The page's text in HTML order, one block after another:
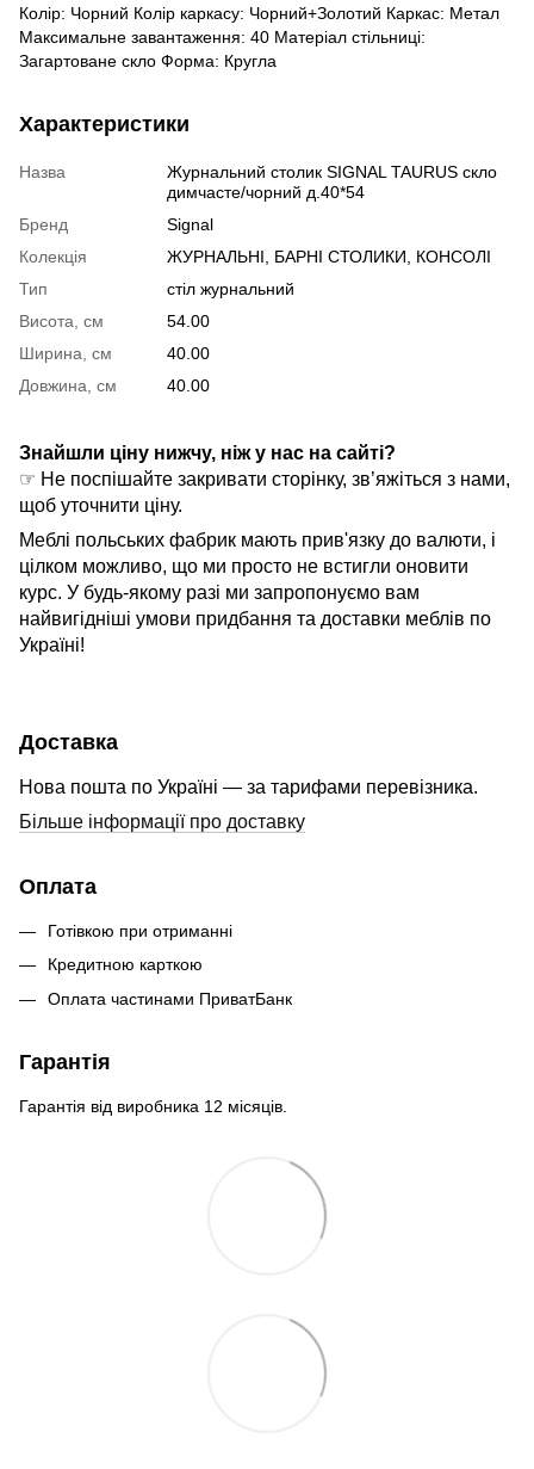
Колір: Чорний Колір каркасу: Чорний+Золотий Каркас: Метал
Максимальне завантаження: 40 Матеріал стільниці:
Загартоване скло Форма: Кругла
Характеристики
Назва
Журнальний столик SIGNAL TAURUS скло
димчасте/чорний д.40*54
Бренд
Signal
Колекція
ЖУРНАЛЬНІ, БАРНІ СТОЛИКИ, КОНСОЛІ
Тип
стіл журнальний
Висота, см
54.00
Ширина, см
40.00
Довжина, см
40.00
Знайшли ціну нижчу, ніж у нас на сайті?
☞ Не поспішайте закривати сторінку, зв’яжіться з нами,
щоб уточнити ціну.
Меблі польських фабрик мають прив'язку до валюти, і
цілком можливо, що ми просто не встигли оновити
курс. У будь-якому разі ми запропонуємо вам
найвигідніші умови придбання та доставки меблів по
Україні!
Доставка
Нова пошта по Україні — за тарифами перевізника.
Більше інформації про доставку
Оплата
Готівкою при отриманні
Кредитною карткою
Оплата частинами ПриватБанк
Гарантія
Гарантія від виробника 12 місяців.